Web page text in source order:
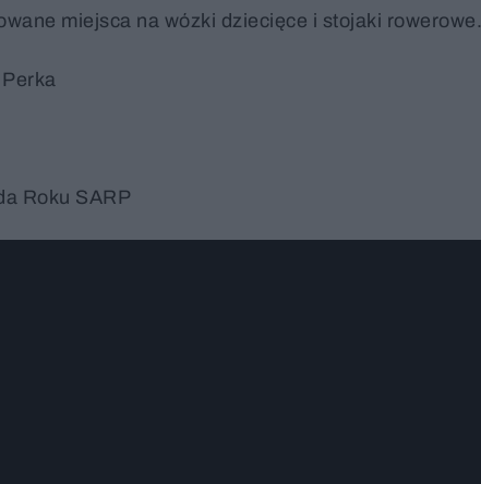
miejsca na wózki dziecięce i stojaki rowerowe.
Roku SARP